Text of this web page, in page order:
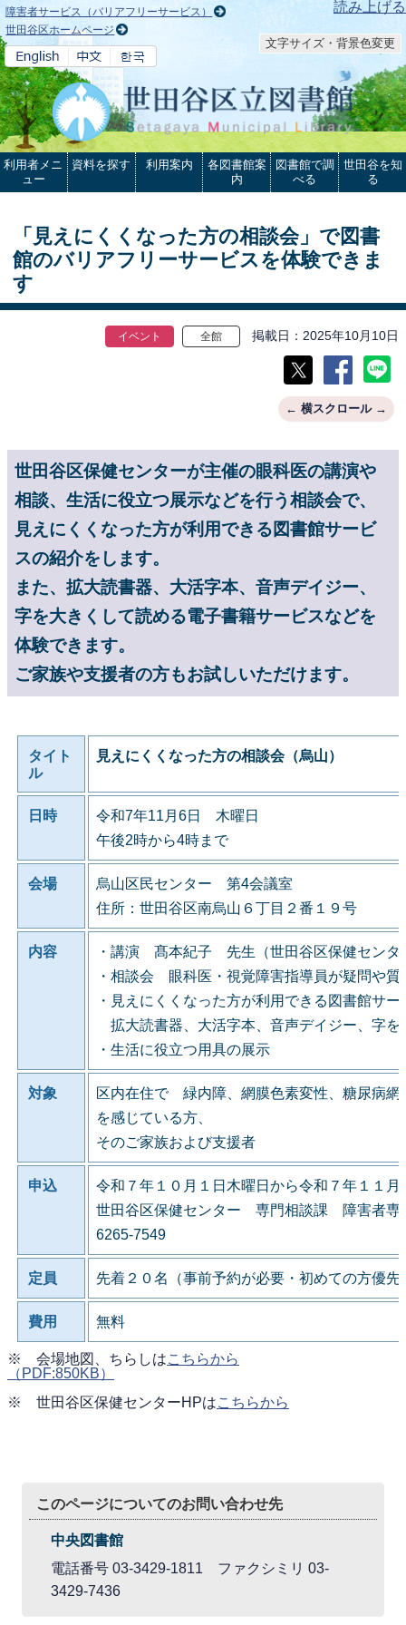
本文へ 読み上げる
障害者サービス（バリアフリーサービス）
世田谷区ホームページ
文字サイズ・背景色変更
利用者メニ
ュー
資料を探す 利用案内
各図書館案
内
図書館で調
べる
世田谷を知
る
「見えにくくなった方の相談会」で図書
館のバリアフリーサービスを体験できま
す
イベント 全館 掲載日 2025年10月10日
世田谷区保健センターが主催の眼科医の講演や
相談、生活に役立つ展示などを行う相談会で、
見えにくくなった方が利用できる図書館サービ
スの紹介をします。
また、拡大読書器、大活字本、音声デイジー、
字を大きくして読める電子書籍サービスなどを
体験できます。
ご家族や支援者の方もお試しいただけます。
タイト
ル
見えにくくなった方の相談会（烏山）
日時
令和7年11月6日 木曜日
午後2時から4時まで
会場
烏山区民センター 第4会議室
住所：世田谷区南烏山６丁目２番１９号
内容
・講演 髙本紀子 先生（世田谷区保健センタ
・相談会 眼科医・視覚障害指導員が疑問や質
・見えにくくなった方が利用できる図書館サ
拡大読書器、大活字本、音声デイジー、字
・生活に役立つ用具の展示
対象
区内在住で 緑内障、網膜色素変性、糖尿病
を感じている方、
そのご家族および支援者
申込
令和７年１０月１日木曜日から令和７年１１月
世田谷区保健センター 専門相談課 障害者
6265-7549
定員 先着２０名（事前予約が必要・初めての方優先
費用 無料
※ 会場地図、ちらしはこちらから
（PDF:850KB）
※ 世田谷区保健センターHPはこちらから
このページについてのお問い合わせ先
中央図書館
電話番号 03-3429-1811 ファクシミリ 03-
3429-7436